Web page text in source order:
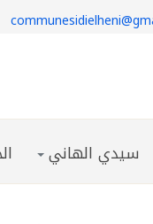
سيدي الهاني